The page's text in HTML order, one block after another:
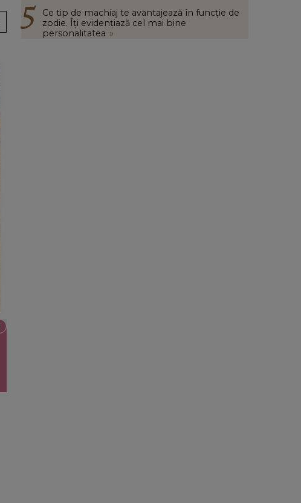
Ce tip de machiaj te avantajează în funcție de
zodie. Îți evidențiază cel mai bine
personalitatea »